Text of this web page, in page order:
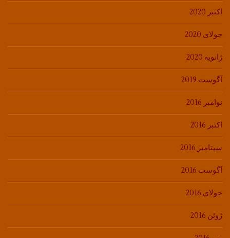
اکتبر 2020
جولای 2020
ژانویه 2020
آگوست 2019
نوامبر 2016
اکتبر 2016
سپتامبر 2016
آگوست 2016
جولای 2016
ژوئن 2016